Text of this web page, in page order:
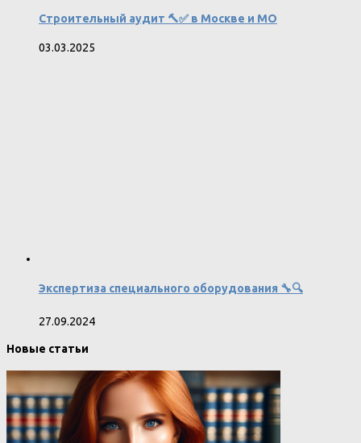
Строительный аудит 🔨✅ в Москве и МО
03.03.2025
Экспертиза специального оборудования 🔧🔍
27.09.2024
Новые статьи